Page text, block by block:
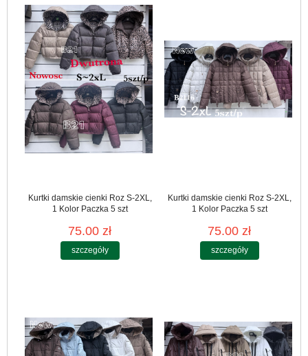
Kurtki damskie cienki Roz S-2XL,
1 Kolor Paczka 5 szt
75.00 zł
szczegóły
Kurtki damskie cienki Roz S-2XL,
1 Kolor Paczka 5 szt
75.00 zł
szczegóły